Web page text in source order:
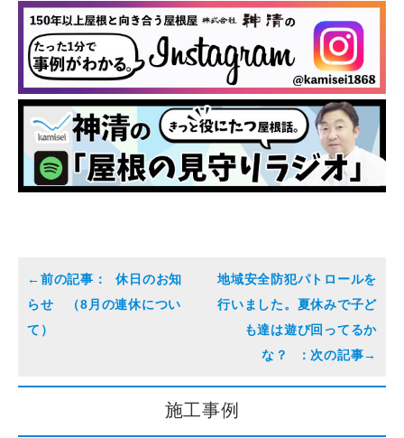
休日のお知
らせ （8月の連休につい
て）
地域安全防犯パトロールを
行いました。夏休みで子ど
も達は遊び回ってるか
な？
施工事例